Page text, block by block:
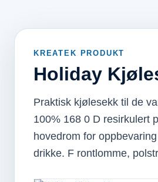
KREATEK PRODUKT
Holiday
Praktisk kjølesekk til de
100% 168 0 D resirkulert
hovedrom for
drikke. F rontlomme,